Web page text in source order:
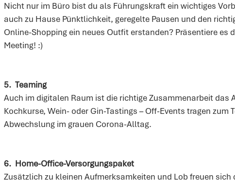
Nicht nur im Büro bist du als Führungskraft ein wichtiges
auch zu Hause Pünktlichkeit, geregelte Pausen und den
Online-Shopping ein neues Outfit erstanden? Präsentiere es
Meeting! :)
5. Teaming
Auch im digitalen Raum ist die richtige Zusammenarbeit das
Kochkurse, Wein- oder Gin-Tastings – Off-Events tragen zum
Abwechslung im grauen Corona-Alltag.
6. Home-Office-Versorgungspaket
Zusätzlich zu kleinen Aufmerksamkeiten und Lob freuen